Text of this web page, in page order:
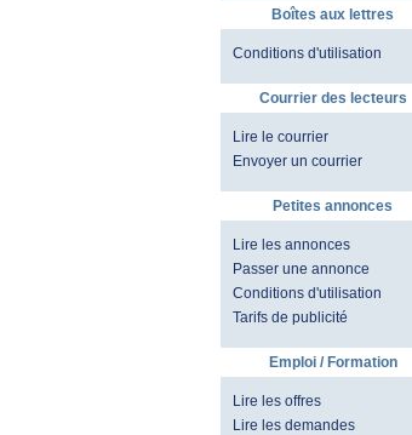
Boîtes aux lettres
Conditions d'utilisation
Courrier des lecteurs
Lire le courrier
Envoyer un courrier
Petites annonces
Lire les annonces
Passer une annonce
Conditions d'utilisation
Tarifs de publicité
Emploi / Formation
Lire les offres
Lire les demandes